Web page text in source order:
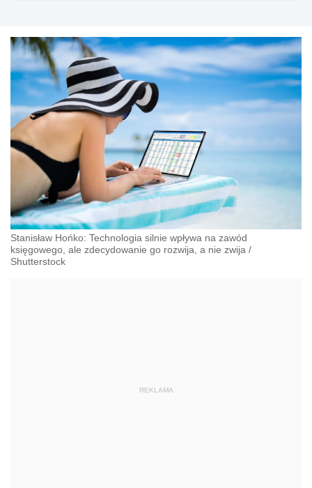
Stanisław Hońko: Technologia silnie wpływa na zawód
księgowego, ale zdecydowanie go rozwija, a nie zwija /
Shutterstock